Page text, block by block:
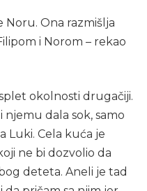
Noru. Ona razmišlja
i Norom – rekao
okolnosti drugačiji.
njemu dala sok, samo
Luki. Cela kuća je
ne bi dozvolio da
deteta. Aneli je tad